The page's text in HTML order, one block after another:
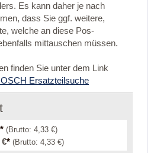
Es kann daher je nach
dass Sie ggf. weitere,
welche an diese Pos-
mittauschen müssen.
finden Sie unter dem Link
Ersatzteilsuche
* (Brutto: 4,33 €)
€* (Brutto: 4,33 €)